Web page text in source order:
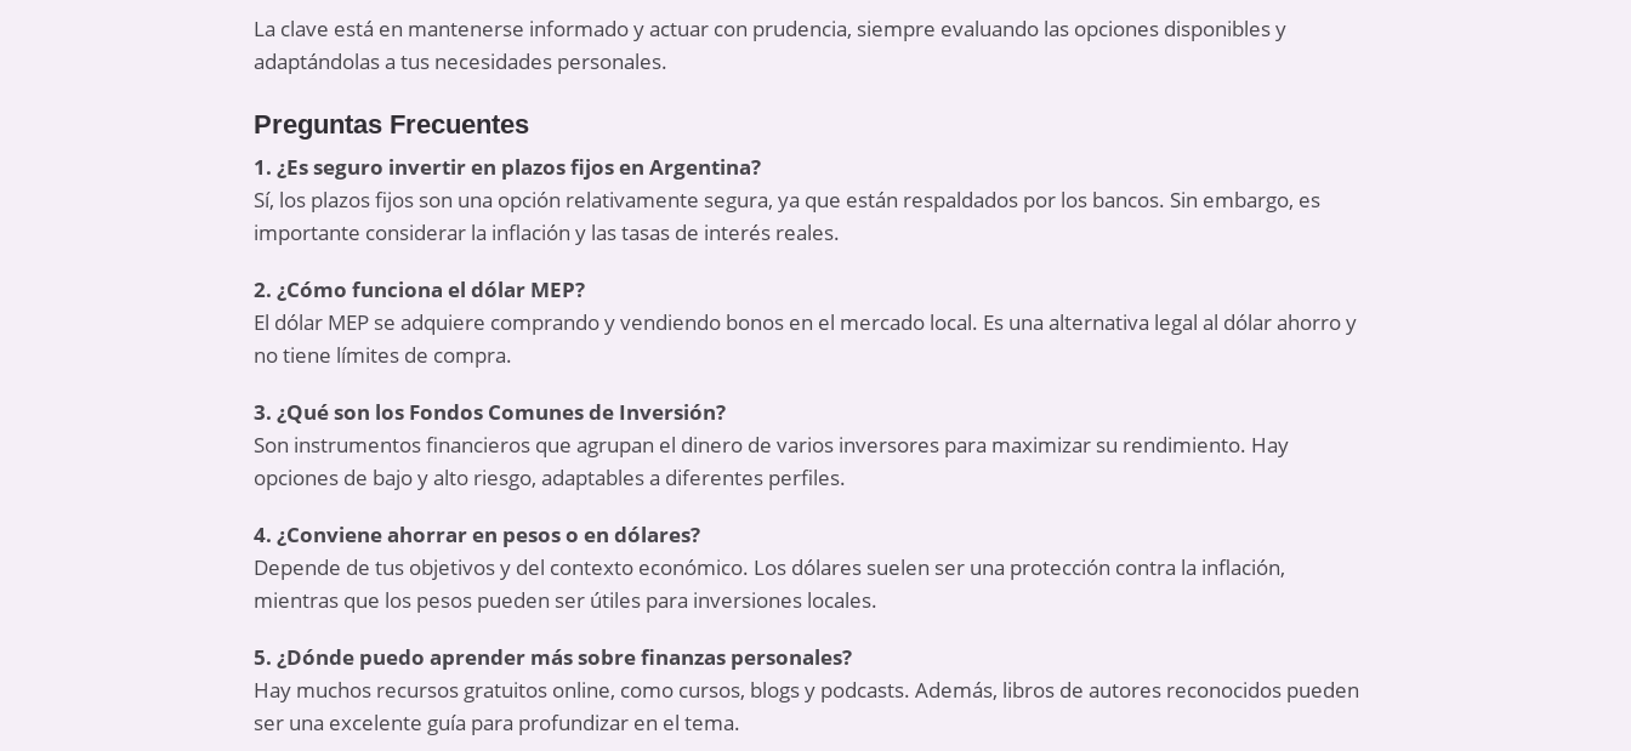
La clave está en mantenerse informado y actuar con prudencia, siempre evaluando las opciones disponibles y
adaptándolas a tus necesidades personales.
Preguntas Frecuentes
1. ¿Es seguro invertir en plazos fijos en Argentina?
Sí, los plazos fijos son una opción relativamente segura, ya que están respaldados por los bancos. Sin embargo, es
importante considerar la inflación y las tasas de interés reales.
2. ¿Cómo funciona el dólar MEP?
El dólar MEP se adquiere comprando y vendiendo bonos en el mercado local. Es una alternativa legal al dólar ahorro y
no tiene límites de compra.
3. ¿Qué son los Fondos Comunes de Inversión?
Son instrumentos financieros que agrupan el dinero de varios inversores para maximizar su rendimiento. Hay
opciones de bajo y alto riesgo, adaptables a diferentes perfiles.
4. ¿Conviene ahorrar en pesos o en dólares?
Depende de tus objetivos y del contexto económico. Los dólares suelen ser una protección contra la inflación,
mientras que los pesos pueden ser útiles para inversiones locales.
5. ¿Dónde puedo aprender más sobre finanzas personales?
Hay muchos recursos gratuitos online, como cursos, blogs y podcasts. Además, libros de autores reconocidos pueden
ser una excelente guía para profundizar en el tema.